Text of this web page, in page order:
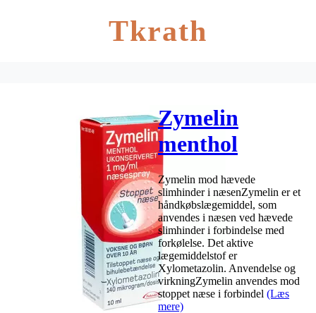
Tkrath
Zymelin
menthol
ukonserveret
næsespray 1
mg/ml
Zymelin mod hævede
slimhinder i næsenZymelin er et
håndkøbslægemiddel, som
anvendes i næsen ved hævede
slimhinder i forbindelse med
forkølelse. Det aktive
lægemiddelstof er
Xylometazolin. Anvendelse og
virkningZymelin anvendes mod
stoppet næse i forbindel (Læs
mere)